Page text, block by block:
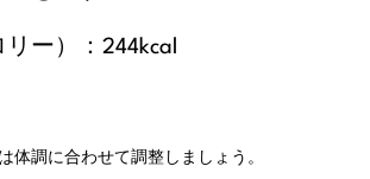
ー）：244kcal
体調に合わせて調整しましょう。